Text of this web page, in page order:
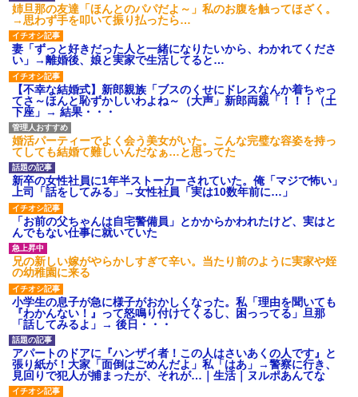
姉旦那の友達「ほんとのパパだよ～」私のお腹を触ってほざく。
→思わず手を叩いて振り払ったら…
妻「ずっと好きだった人と一緒になりたいから、わかれてくださ
い」→離婚後、娘と実家で生活してると…
【不幸な結婚式】新郎親族「ブスのくせにドレスなんか着ちゃっ
てさ～ほんと恥ずかしいわよね～（大声」新郎両親「！！！（土
下座」→ 結果・・・
婚活パーティーでよく会う美女がいた。こんな完璧な容姿を持っ
てしても結婚て難しいんだなぁ…と思ってた
新卒の女性社員に1年半ストーカーされていた。俺「マジで怖い」
上司「話をしてみる」→女性社員「実は10数年前に…」
「お前の父ちゃんは自宅警備員」とかからかわれたけど、実はと
んでもない仕事に就いていた
兄の新しい嫁がやらかしすぎて辛い。当たり前のように実家や姪
の幼稚園に来る
小学生の息子が急に様子がおかしくなった。私「理由を聞いても
『わかんない！』って怒鳴り付けてくるし、困っってる」旦那
「話してみるよ」→ 後日・・・
アパートのドアに『ハンザイ者！この人はさいあくの人です』と
張り紙が！大家「面倒はごめんだよ」私「はあ」→警察に行き、
見回りで犯人が捕まったが、それが…｜生活｜ヌルポあんてな